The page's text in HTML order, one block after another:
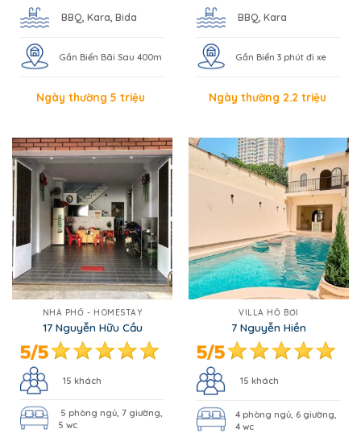
BBQ, Kara, Bida
Gần Biển Bãi Sau 400m
Ngày thường 5 triệu
BBQ, Kara
Gần Biển 3 phút đi xe
Ngày thường 2.2 triệu
NHÀ PHỐ - HOMESTAY
17 Nguyễn Hữu Cầu
15 khách
5 phòng ngủ, 7 giường,
5 wc
VILLA HỒ BƠI
7 Nguyễn Hiền
15 khách
4 phòng ngủ, 6 giường,
4 wc